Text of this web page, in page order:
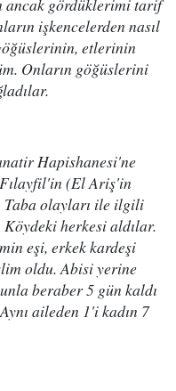
işkencelerden nasıl
etlerinin
Onların göğüslerini
Hapishanesi'ne
Fılayfil'in (El Ariş'in
Taba olayları ile ilgili
herkesi aldılar.
eşi, erkek kardeşi
oldu. Abisi yerine
beraber 5 gün kaldı
aileden 1'i kadın 7